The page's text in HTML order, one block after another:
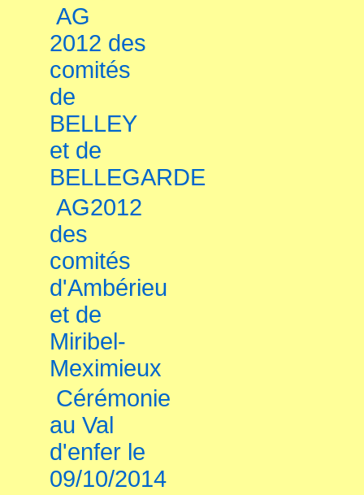
AG
2012 des
comités
de
BELLEY
et de
BELLEGARDE
AG2012
des
comités
d'Ambérieu
et de
Miribel-
Meximieux
Cérémonie
au Val
d'enfer le
09/10/2014